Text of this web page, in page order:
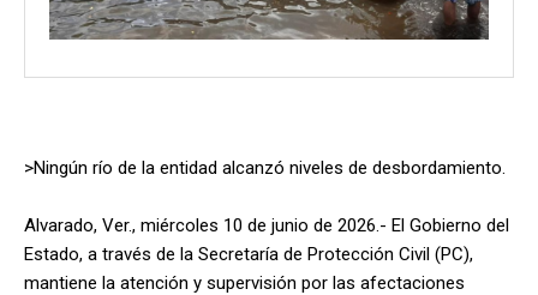
>Ningún río de la entidad alcanzó niveles de desbordamiento.
Alvarado, Ver., miércoles 10 de junio de 2026.- El Gobierno del
Estado, a través de la Secretaría de Protección Civil (PC),
mantiene la atención y supervisión por las afectaciones